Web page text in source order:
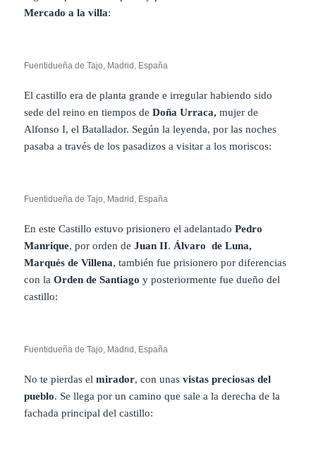
Mercado a la villa:
Fuentidueña de Tajo, Madrid, España
El castillo era de planta grande e irregular habiendo sido
sede del reino en tiempos deDoña Urraca, mujer de
Alfonso I, el Batallador. Según la leyenda, por las noches
pasaba a través de los pasadizos a visitar a los moriscos:
Fuentidueña de Tajo, Madrid, España
En este Castillo estuvo prisionero el adelantadoPedro
Manrique, por orden de Juan II.Álvaro de Luna,
Marqués de Villena, también fue prisionero por diferencias
con laOrden de Santiagoy posteriormente fue dueño del
castillo:
Fuentidueña de Tajo, Madrid, España
No te pierdas elmirador, con unasvistas preciosas del
pueblo. Se llega por un camino que sale a la derecha de la
fachada principal del castillo: